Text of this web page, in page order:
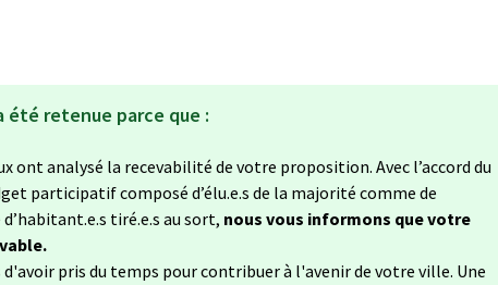
retenue parce que :
ont analysé la recevabilité de votre proposition. Avec l’accord du
participatif composé d’élu.e.s de la majorité comme de
tiré.e.s au sort, nous vous informons que votre
d'avoir pris du temps pour contribuer à l'avenir de votre ville. Une